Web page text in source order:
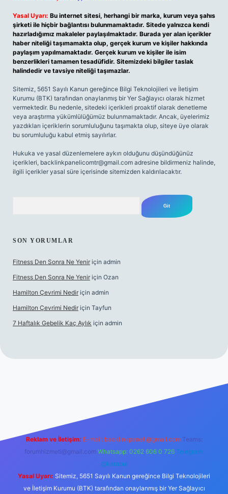
Yasal Uyarı: Bu internet sitesi, herhangi bir marka, kurum veya şahıs
şirketi ile hiçbir bağlantısı bulunmamaktadır. Sitede yalnızca kendi
hazırladığımız makaleler paylaşılmaktadır. Burada yer alan içerikler
haber niteliği taşımamakta olup, gerçek kurum ve kişiler hakkında
paylaşım yapılmamaktadır. Gerçek kurum ve kişiler ile isim
benzerlikleri tamamen tesadüfidir. Sitemizdeki bilgiler taslak
halindedir ve tavsiye niteliği taşımazlar.
Sitemiz, 5651 Sayılı Kanun gereğince Bilgi Teknolojileri ve İletişim
Kurumu (BTK) tarafından onaylanmış bir Yer Sağlayıcı olarak hizmet
vermektedir. Bu nedenle, sitedeki içerikleri proaktif olarak denetleme
veya araştırma yükümlülüğümüz bulunmamaktadır. Ancak, üyelerimiz
yazdıkları içeriklerin sorumluluğunu taşımakta olup, siteye üye olarak
bu sorumluluğu kabul etmiş sayılırlar.
Hukuka ve yasal düzenlemelere aykırı olduğunu düşündüğünüz
içerikleri, backlinkpanelicomtr@gmail.com adresine bildirmeniz halinde,
ilgili içerikler yasal süre içerisinde sitemizden kaldırılacaktır.
SON YORUMLAR
Fitness Den Sonra Ne Yenir için admin
Fitness Den Sonra Ne Yenir için Ozan
Hamilton Çevrimi Nedir için admin
Hamilton Çevrimi Nedir için Tayfun
7 Haftalık Gebelik Kaç Aylık için admin
Reklam ve İletişim: E-mail: backlinkpaneli@gmail.com Teams:
forumhizmeti@gmail.com Whatsapp: 0262 606 0 726 Telegram:
@karabul
Yasal Uyarı: Sitemiz, 5651 Sayılı Kanun gereğince Bilgi Teknolojileri
ve İletişim Kurumu (BTK) tarafından onaylanmış bir Yer Sağlayıcı